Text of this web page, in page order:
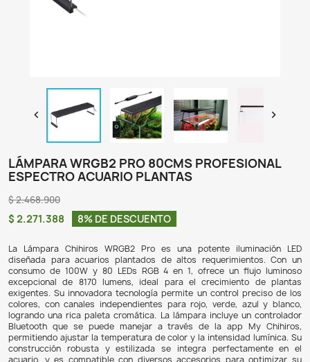

LÁMPARA WRGB2 PRO 80CMS
ESPECTRO ACUARIO PLANTAS
$ 2.468.900
$ 2.271.388 8% DE DESCUENTO